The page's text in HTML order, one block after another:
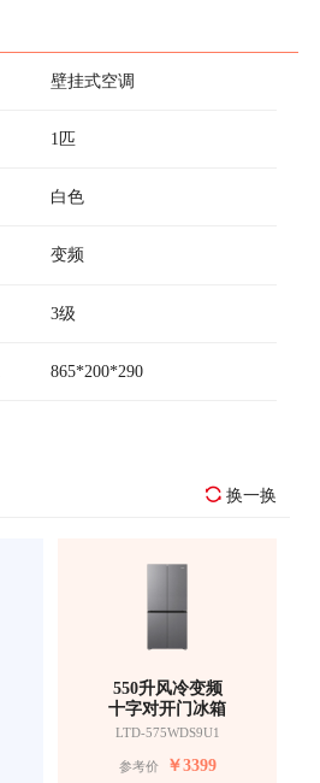
壁挂式空调
1匹
白色
变频
3级
865*200*290
换一换
550升风冷变频
十字对开门冰箱
LTD-575WDS9U1
参考价 ￥3399